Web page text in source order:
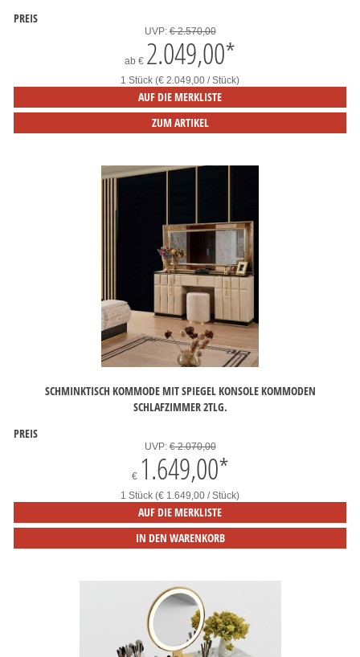
PREIS
UVP:€ 2.570,00
ab € 2.049,00*
1 Stück (€ 2.049,00 / Stück)
AUF DIE MERKLISTE
ZUM ARTIKEL
SCHMINKTISCH KOMMODE MIT SPIEGEL KONSOLE KOMMODEN
SCHLAFZIMMER 2TLG.
PREIS
UVP:€ 2.070,00
€ 1.649,00*
1 Stück (€ 1.649,00 / Stück)
AUF DIE MERKLISTE
IN DEN WARENKORB